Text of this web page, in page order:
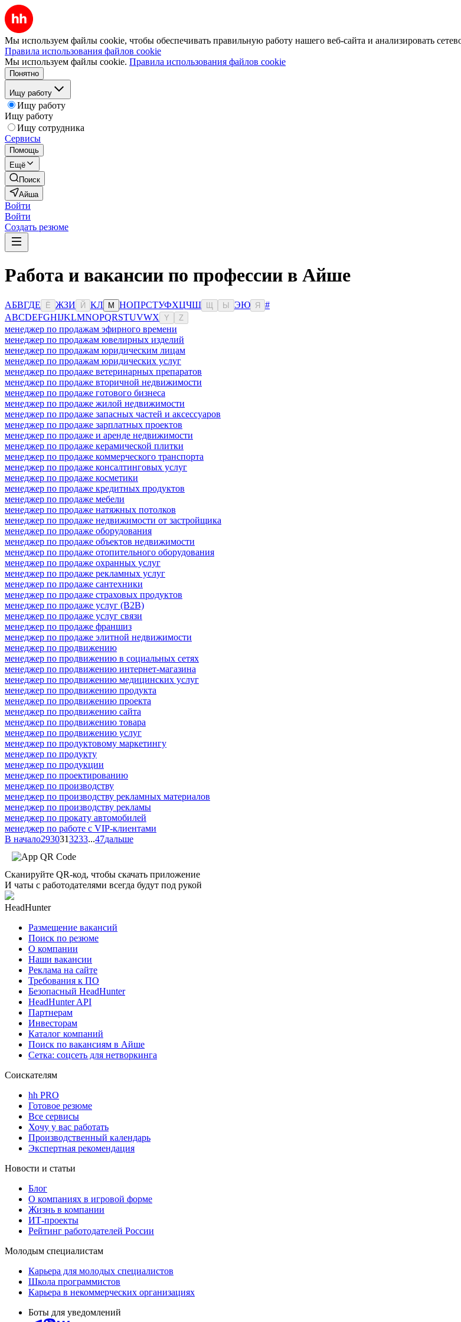
Мы используем файлы cookie, чтобы обеспечивать правильную работу нашего веб-сайта и анализировать
Правила использования файлов cookie
Мы используем файлы cookie. Правила использования файлов cookie
Понятно
Ищу работу
Ищу работу
Ищу работу
Ищу сотрудника
Сервисы
Помощь
Ещё
Поиск
Айша
Войти
Войти
Создать резюме
Работа и вакансии по профессии в Айше
АБВГДЕ Ё ЖЗИ Й КЛ М НОПРСТУФХЦЧШ Ы ЭЮ Я
#
ABCDEFGHIJKLMNOPQRSTUVWX Y Z
менеджер по продажам эфирного времени
менеджер по продажам ювелирных изделий
менеджер по продажам юридическим лицам
менеджер по продажам юридических услуг
менеджер по продаже ветеринарных препаратов
менеджер по продаже вторичной недвижимости
менеджер по продаже готового бизнеса
менеджер по продаже жилой недвижимости
менеджер по продаже запасных частей и аксессуаров
менеджер по продаже зарплатных проектов
менеджер по продаже и аренде недвижимости
менеджер по продаже керамической плитки
менеджер по продаже коммерческого транспорта
менеджер по продаже консалтинговых услуг
менеджер по продаже косметики
менеджер по продаже кредитных продуктов
менеджер по продаже мебели
менеджер по продаже натяжных потолков
менеджер по продаже недвижимости от застройщика
менеджер по продаже оборудования
менеджер по продаже объектов недвижимости
менеджер по продаже отопительного оборудования
менеджер по продаже охранных услуг
менеджер по продаже рекламных услуг
менеджер по продаже сантехники
менеджер по продаже страховых продуктов
менеджер по продаже услуг (B2B)
менеджер по продаже услуг связи
менеджер по продаже франшиз
менеджер по продаже элитной недвижимости
менеджер по продвижению
менеджер по продвижению в социальных сетях
менеджер по продвижению интернет-магазина
менеджер по продвижению медицинских услуг
менеджер по продвижению продукта
менеджер по продвижению проекта
менеджер по продвижению сайта
менеджер по продвижению товара
менеджер по продвижению услуг
менеджер по продуктовому маркетингу
менеджер по продукту
менеджер по продукции
менеджер по проектированию
менеджер по производству
менеджер по производству рекламных материалов
менеджер по производству рекламы
менеджер по прокату автомобилей
менеджер по работе с VIP-клиентами
В начало2930313233...47дальше
Сканируйте QR-код, чтобы скачать приложение
И чаты с работодателями всегда будут под рукой
HeadHunter
Размещение вакансий
Поиск по резюме
О компании
Наши вакансии
Реклама на сайте
Требования к ПО
Безопасный HeadHunter
HeadHunter API
Партнерам
Инвесторам
Каталог компаний
Поиск по вакансиям в Айше
Сетка: соцсеть для нетворкинга
Соискателям
hh PRO
Готовое резюме
Все сервисы
Хочу у вас работать
Производственный календарь
Экспертная рекомендация
Новости и статьи
Блог
О компаниях в игровой форме
Жизнь в компании
ИТ-проекты
Рейтинг работодателей России
Молодым специалистам
Карьера для молодых специалистов
Школа программистов
Карьера в некоммерческих организациях
Боты для уведомлений